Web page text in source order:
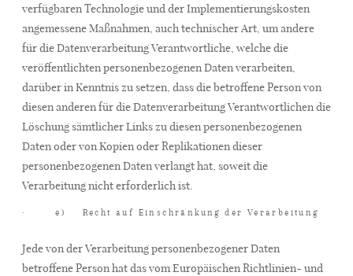
verfügbaren Technologie und der Implementierungskosten
angemessene Maßnahmen, auch technischer Art, um andere
für die Datenverarbeitung Verantwortliche, welche die
veröffentlichten personenbezogenen Daten verarbeiten,
darüber in Kenntnis zu setzen, dass die betroffene Person von
diesen anderen für die Datenverarbeitung Verantwortlichen die
Löschung sämtlicher Links zu diesen personenbezogenen
Daten oder von Kopien oder Replikationen dieser
personenbezogenen Daten verlangt hat, soweit die
Verarbeitung nicht erforderlich ist.
· e) Recht auf Einschränkung der Verarbeitung
Jede von der Verarbeitung personenbezogener Daten
betroffene Person hat das vom Europäischen Richtlinien- und